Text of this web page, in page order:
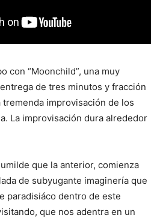
con “Moonchild”, una muy
de tres minutos y fracción
tremenda improvisación de los
La improvisación dura alrededor
que la anterior, comienza
de subyugante imaginería que
paradisiáco dentro de este
que nos adentra en un